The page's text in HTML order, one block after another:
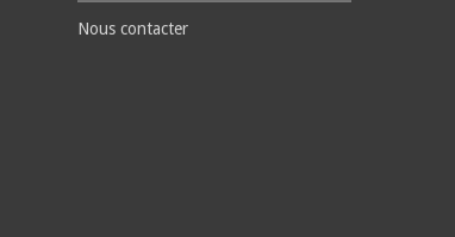
Nous contacter